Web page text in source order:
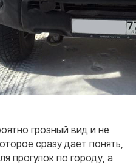
грозный вид и не
сразу дает понять,
прогулок по городу, а